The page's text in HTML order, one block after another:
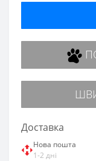
Доставка
Нова пошта
1-2 дні